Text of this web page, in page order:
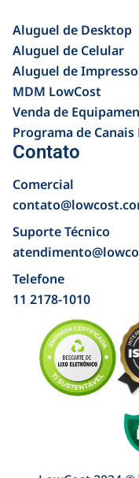
Aluguel de Desktop
Aluguel de Celular
Aluguel de
MDM LowCost
Venda de
Programa de Canais
Contato
Comercial
Suporte Técnico
Telefone
11 2178-1010